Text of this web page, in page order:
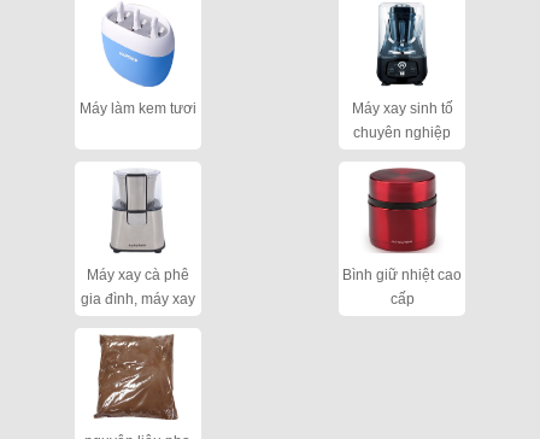
Máy làm kem tươi
Máy xay sinh tố
chuyên nghiệp
Máy xay cà phê
gia đình, máy xay
Bình giữ nhiệt cao
cấp